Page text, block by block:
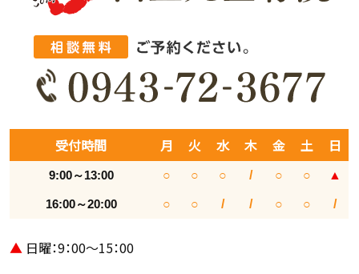
受付時間 月 火 水 木 金 土 日
9:00～13:00 ○ ○ ○ / ○ ○ ▲
16:00～20:00 ○ ○ / / ○ ○ /
▲ 日曜：9：00～15：00